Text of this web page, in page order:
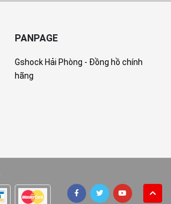
PANPAGE
Gshock Hải Phòng - Đồng hồ chính
hãng